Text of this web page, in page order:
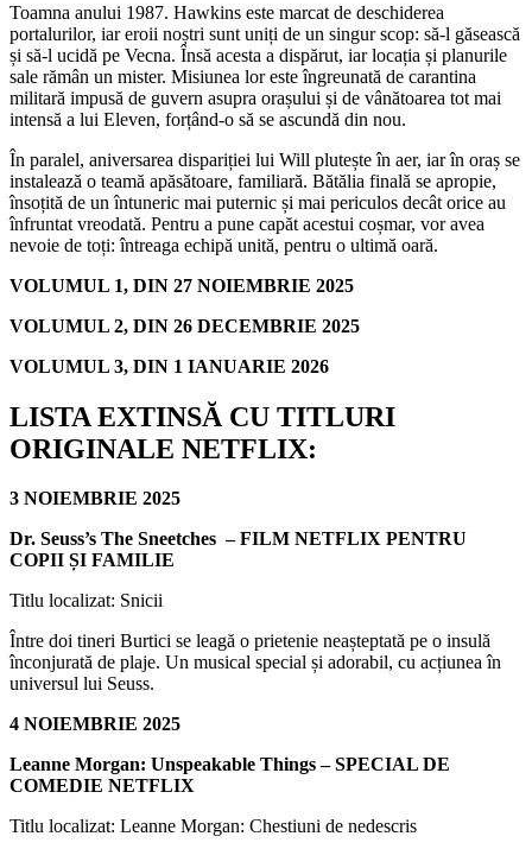
Toamna anului 1987. Hawkins este marcat de deschiderea
portalurilor, iar eroii noștri sunt uniți de un singur scop: să-l găsească
și să-l ucidă pe Vecna. Însă acesta a dispărut, iar locația și planurile
sale rămân un mister. Misiunea lor este îngreunată de carantina
militară impusă de guvern asupra orașului și de vânătoarea tot mai
intensă a lui Eleven, forțând-o să se ascundă din nou.
În paralel, aniversarea dispariției lui Will plutește în aer, iar în oraș se
instalează o teamă apăsătoare, familiară. Bătălia finală se apropie,
însoțită de un întuneric mai puternic și mai periculos decât orice au
înfruntat vreodată. Pentru a pune capăt acestui coșmar, vor avea
nevoie de toți: întreaga echipă unită, pentru o ultimă oară.
VOLUMUL 1, DIN 27 NOIEMBRIE 2025
VOLUMUL 2, DIN 26 DECEMBRIE 2025
VOLUMUL 3, DIN 1 IANUARIE 2026
LISTA EXTINSĂ CU TITLURI
ORIGINALE NETFLIX:
3 NOIEMBRIE 2025
Dr. Seuss’s The Sneetches – FILM NETFLIX PENTRU
COPII ȘI FAMILIE
Titlu localizat: Snicii
Între doi tineri Burtici se leagă o prietenie neașteptată pe o insulă
înconjurată de plaje. Un musical special și adorabil, cu acțiunea în
universul lui Seuss.
4 NOIEMBRIE 2025
Leanne Morgan: Unspeakable Things – SPECIAL DE
COMEDIE NETFLIX
Titlu localizat: Leanne Morgan: Chestiuni de nedescris